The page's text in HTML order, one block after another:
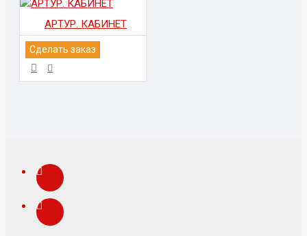
АРТУР. КАБИНЕТ
Сделать заказ